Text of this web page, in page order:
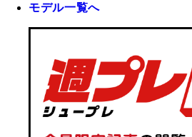
モデル一覧へ